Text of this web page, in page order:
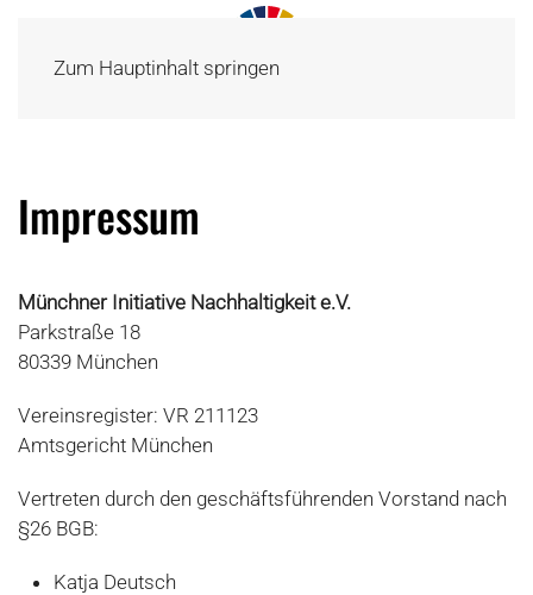
Zum Hauptinhalt springen
Impressum
Münchner Initiative Nachhaltigkeit e.V.
Parkstraße 18
80339 München
Vereinsregister: VR 211123
Amtsgericht München
Vertreten durch den geschäftsführenden Vorstand nach
§26 BGB:
Katja Deutsch